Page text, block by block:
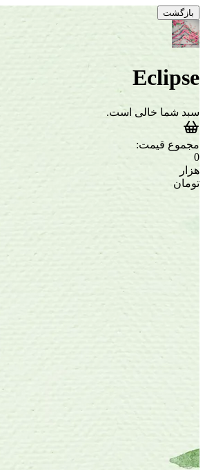
بازگشت
Eclipse
سبد شما خالی است.
مجموع قیمت:
0
هزار
تومان